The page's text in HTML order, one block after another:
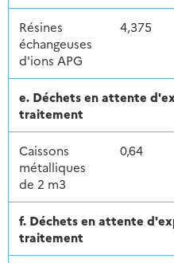
Résines
échangeuses
d'ions APG
4,375
e. Déchets en attente
traitement
Caissons
métalliques
de 2 m3
0,64
f. Déchets en attente
traitement